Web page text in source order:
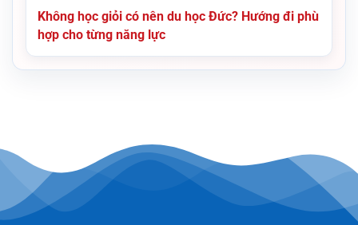
Không học giỏi có nên du học Đức? Hướng đi phù
hợp cho từng năng lực